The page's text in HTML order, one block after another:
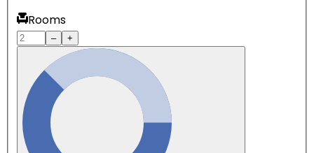
Rooms
– +